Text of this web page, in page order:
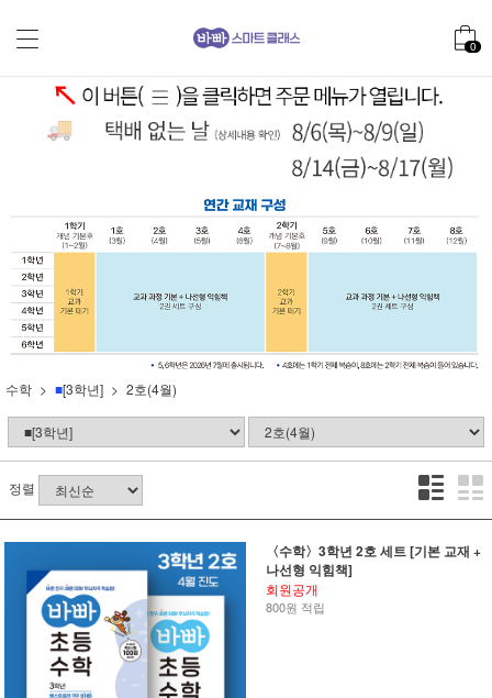
0
수학 ■[3학년] 2호(4월)
정렬
〈수학〉3학년 2호 세트 [기본 교재 +
나선형 익힘책]
회원공개
800원 적립